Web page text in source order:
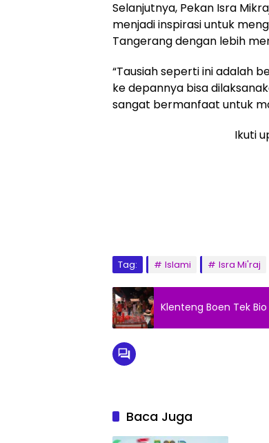
Selanjutnya, Pekan Isra
menjadi inspirasi untuk
Tangerang dengan lebih
“Tausiah seperti ini adalah
ke depannya bisa
sangat bermanfaat untuk
Ikuti
Tag: Islami Isra Mi'raj
Klenteng Boen Tek
Baca Juga